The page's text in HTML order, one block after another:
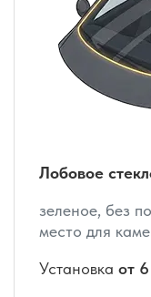
Лобовое
зеленое, без
место для
Установка от